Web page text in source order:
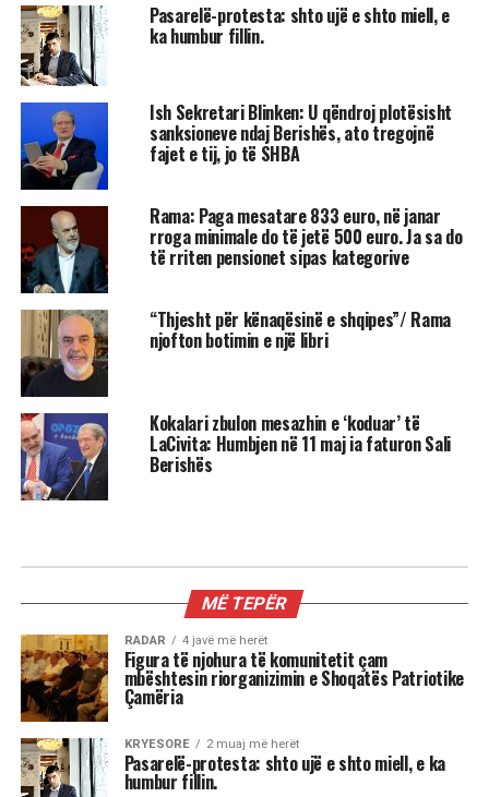
Pasarelë-protesta: shto ujë e shto miell, e
ka humbur fillin.
Ish Sekretari Blinken: U qëndroj plotësisht
sanksioneve ndaj Berishës, ato tregojnë
fajet e tij, jo të SHBA
Rama: Paga mesatare 833 euro, në janar
rroga minimale do të jetë 500 euro. Ja sa do
të rriten pensionet sipas kategorive
“Thjesht për kënaqësinë e shqipes”/ Rama
njofton botimin e një libri
Kokalari zbulon mesazhin e ‘koduar’ të
LaCivita: Humbjen në 11 maj ia faturon Sali
Berishës
MË TEPËR
RADAR 4 javë më herët
Figura të njohura të komunitetit çam
mbështesin riorganizimin e Shoqatës Patriotike
Çamëria
KRYESORE 2 muaj më herët
Pasarelë-protesta: shto ujë e shto miell, e ka
humbur fillin.